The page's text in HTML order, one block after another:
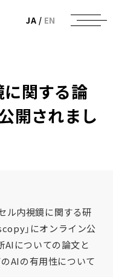
ービス
JA / EN
関する論
開されまし
ル内視鏡に関する研
」にオンライン公
AIについての論文と
AIの有用性について